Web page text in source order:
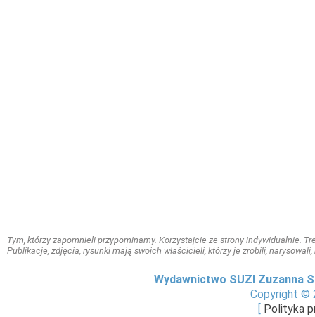
Tym, którzy zapomnieli przypominamy. Korzystajcie ze strony indywidualnie.
Publikacje, zdjęcia, rysunki mają swoich właścicieli, którzy je zrobili,
Wydawnictwo SUZI Zuzanna
Copyright ©
Polityka